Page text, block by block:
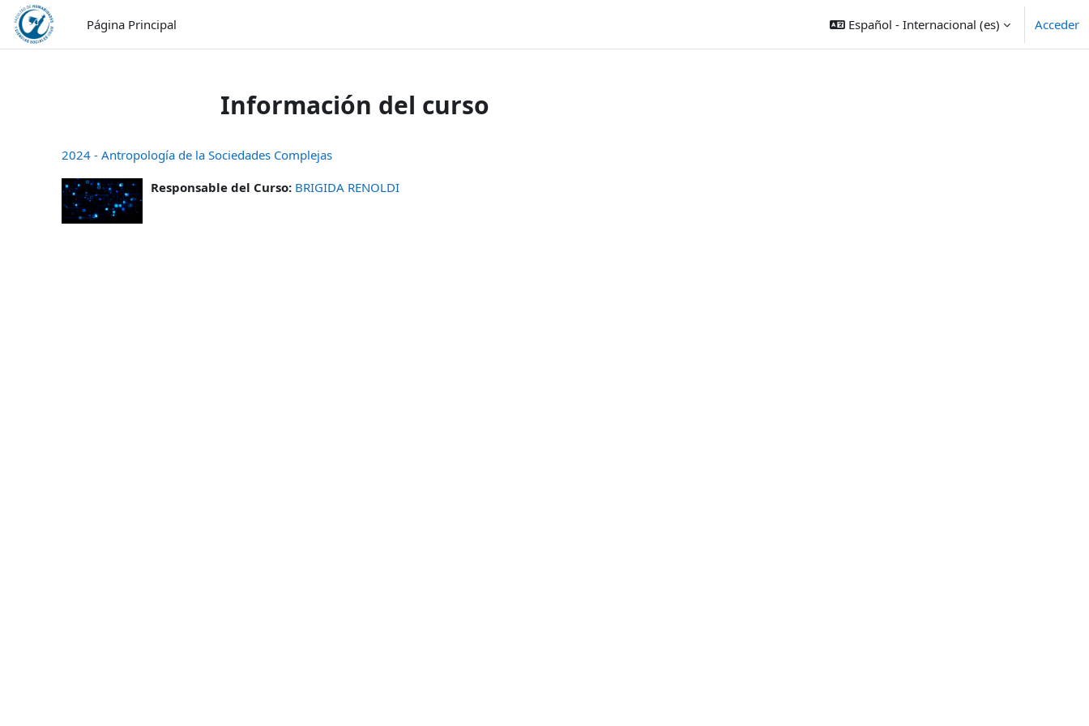
Salta al contenido principal
Página Principal
Español - Internacional ‎(es)‎ Acceder
Información del curso
2024 - Antropología de la Sociedades Complejas
Responsable del Curso: BRIGIDA RENOLDI